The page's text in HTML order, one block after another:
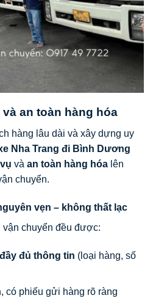
an toàn hàng hóa
hàng lâu dài và xây dựng uy
Nha Trang đi Bình Dương
và an toàn hàng hóa lên
chuyển.
vẹn – không thất lạc
chuyển đều được:
đủ thông tin (loại hàng, số
, có phiếu gửi hàng rõ ràng